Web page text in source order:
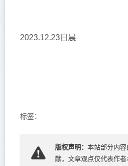
2023.12.23日晨
标签：
版权声明： 本站部分内
献，文章观点仅代表作